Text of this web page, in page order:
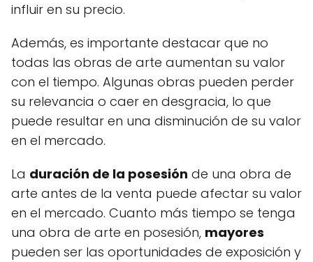
influir en su precio.
Además, es importante destacar que no
todas las obras de arte aumentan su valor
con el tiempo. Algunas obras pueden perder
su relevancia o caer en desgracia, lo que
puede resultar en una disminución de su valor
en el mercado.
La duración de la posesión de una obra de
arte antes de la venta puede afectar su valor
en el mercado. Cuanto más tiempo se tenga
una obra de arte en posesión, mayores
pueden ser las oportunidades de exposición y